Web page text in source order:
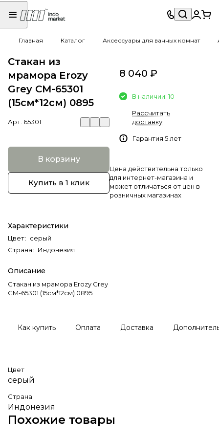
Главная Каталог Аксессуары для ванных комнат
Стакан из
мрамора Erozy
Grey CM-65301
(15см*12см) 0895
Арт. 65301
В корзину
Купить в 1 клик
Характеристики
Цвет: серый
Страна: Индонезия
Описание
Стакан из мрамора Erozy Grey
CM-65301 (15см*12см) 0895
8 040 ₽
В наличии: 10
Рассчитать
доставку
Гарантия 5 лет
Цена действительна только
для интернет-магазина и
может отличаться от цен в
розничных магазинах
Как купить Оплата Доставка
Цвет
серый
Страна
Индонезия
Похожие товары